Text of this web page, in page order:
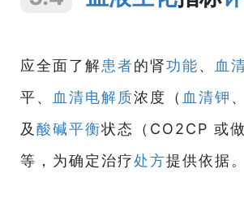
应全面了解患者的肾功能、 血
平、 血清电解质浓度（ 血清钾
及 酸碱平衡状态（CO2CP 或做
等，为确定治疗处方提供依据。